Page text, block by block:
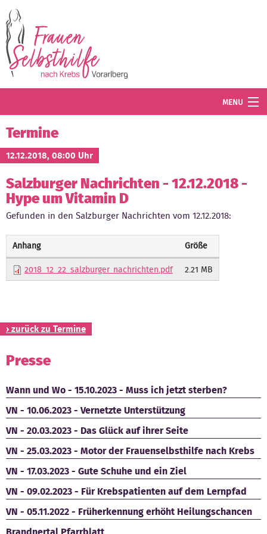
MENU
Termine
Blog
Angebot
Wissenswertes
Der Verein
Mitglied werden
Termine
12.12.2018, 08:00 Uhr
Salzburger Nachrichten - 12.12.2018 -
Hype um Vitamin D
Gefunden in den Salzburger Nachrichten vom 12.12.2018:
Anhang
Größe
2018_12_22_salzburger_nachrichten.pdf
2.21 MB
› zurück zu Termine
Presse
Wann und Wo - 15.10.2023 - Muss ich jetzt sterben?
VN - 10.06.2023 - Vernetzte Unterstützung
VN - 20.03.2023 - Das Glück auf ihrer Seite
VN - 25.03.2023 - Motor der Frauenselbsthilfe nach Krebs
VN - 17.03.2023 - Gute Schuhe und ein Ziel
VN - 09.02.2023 - Für Krebspatienten auf dem Lernpfad
VN - 05.11.2022 - Früherkennung erhöht Heilungschancen